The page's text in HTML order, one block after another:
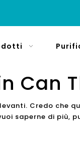
Can
Credo che
saperne di più,